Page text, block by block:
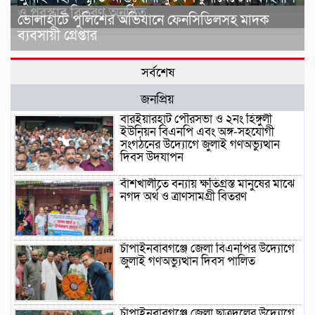
ও পুরস্কার বিতরণ অনুষ্ঠিত
ভোলাহাটে পুলিশের অভিযানে ফেনসিডিলসহ মাদক
ব্যবসায়ী গ্রেপ্তার
সর্বশেষ
জনপ্রিয়
বারইয়ারহাট পৌরসভা ও ২নং হিঙ্গুলী
ইউনিয়ন বিএনপি এবং অঙ্গ-সহযোগী
সংগঠনের উদ্যোগে জুলাই গণঅভ্যুত্থান
দিবস উদযাপন
বাঁশখালীতে বন্যায় ক্ষতিগ্রস্ত মানুষের মাঝে
নগদ অর্থ ও ত্রাণসামগ্রী বিতরণ
চাঁপাইনবাবগঞ্জে জেলা বিএনপির উদ্যোগে
জুলাই গণঅভ্যুত্থান দিবস পালিত